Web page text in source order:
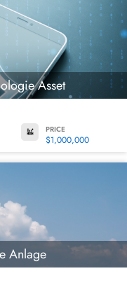
Asset
PRICE
$1,000,000
Anlage